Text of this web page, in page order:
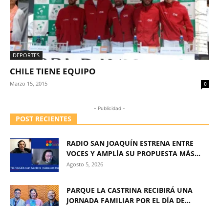
DEPORTES
CHILE TIENE EQUIPO
Marzo 15, 2015 0
- Publicidad -
POST RECIENTES
RADIO SAN JOAQUÍN ESTRENA ENTRE
VOCES Y AMPLÍA SU PROPUESTA MÁS...
Agosto 5, 2026
PARQUE LA CASTRINA RECIBIRÁ UNA
JORNADA FAMILIAR POR EL DÍA DE...